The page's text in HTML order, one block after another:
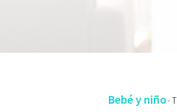
Bebé y niño ·